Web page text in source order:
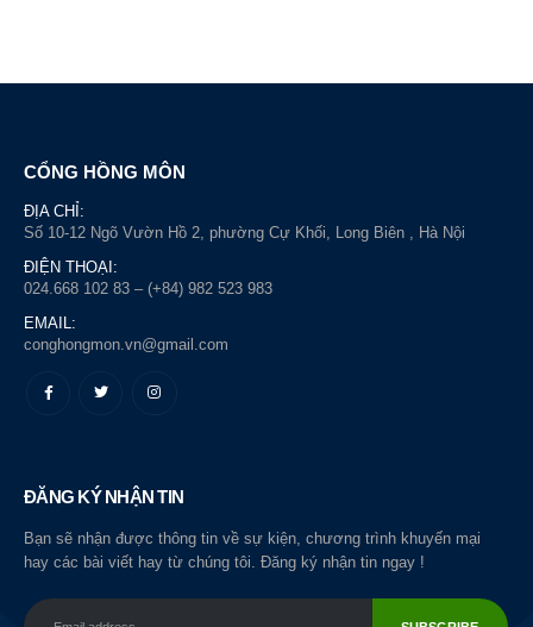
CỔNG HỒNG MÔN
ĐỊA CHỈ:
Số 10-12 Ngõ Vườn Hồ 2, phường Cự Khối, Long Biên , Hà Nội
ĐIỆN THOẠI:
024.668 102 83 – (+84) 982 523 983
EMAIL:
conghongmon.vn@gmail.com
ĐĂNG KÝ NHẬN TIN
Bạn sẽ nhận được thông tin về sự kiện, chương trình khuyến mại
hay các bài viết hay từ chúng tôi. Đăng ký nhận tin ngay !